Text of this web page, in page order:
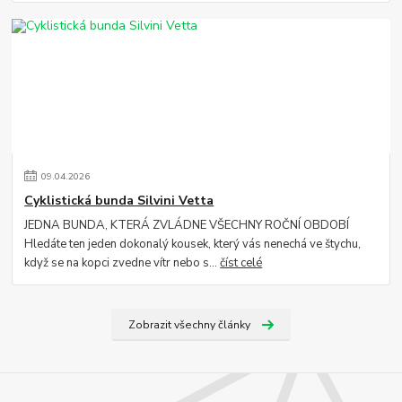
09.04.2026
Cyklistická bunda Silvini Vetta
JEDNA BUNDA, KTERÁ ZVLÁDNE VŠECHNY ROČNÍ OBDOBÍ
Hledáte ten jeden dokonalý kousek, který vás nenechá ve štychu,
když se na kopci zvedne vítr nebo s...číst celé
Zobrazit všechny články